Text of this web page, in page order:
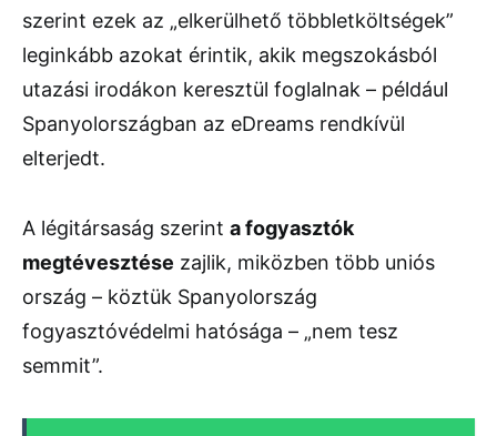
szerint ezek az „elkerülhető többletköltségek”
leginkább azokat érintik, akik megszokásból
utazási irodákon keresztül foglalnak – például
Spanyolországban az eDreams rendkívül
elterjedt.
A légitársaság szerint a fogyasztók
megtévesztése zajlik, miközben több uniós
ország – köztük Spanyolország
fogyasztóvédelmi hatósága – „nem tesz
semmit”.